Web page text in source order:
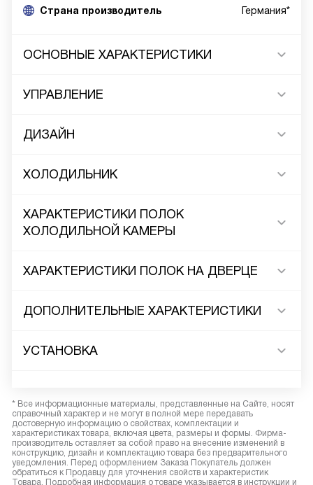
Cтрана производитель Германия*
ОСНОВНЫЕ ХАРАКТЕРИСТИКИ
УПРАВЛЕНИЕ
ДИЗАЙН
ХОЛОДИЛЬНИК
ХАРАКТЕРИСТИКИ ПОЛОК
ХОЛОДИЛЬНОЙ КАМЕРЫ
ХАРАКТЕРИСТИКИ ПОЛОК НА ДВЕРЦЕ
ДОПОЛНИТЕЛЬНЫЕ ХАРАКТЕРИСТИКИ
УСТАНОВКА
* Все информационные материалы, представленные на Сайте, носят
справочный характер и не могут в полной мере передавать
достоверную информацию о свойствах, комплектации и
характеристиках товара, включая цвета, размеры и формы. Фирма-
производитель оставляет за собой право на внесение изменений в
конструкцию, дизайн и комплектацию товара без предварительного
уведомления. Перед оформлением Заказа Покупатель должен
обратиться к Продавцу для уточнения свойств и характеристик
Товара. Подробная информация о товаре указывается в инструкции и